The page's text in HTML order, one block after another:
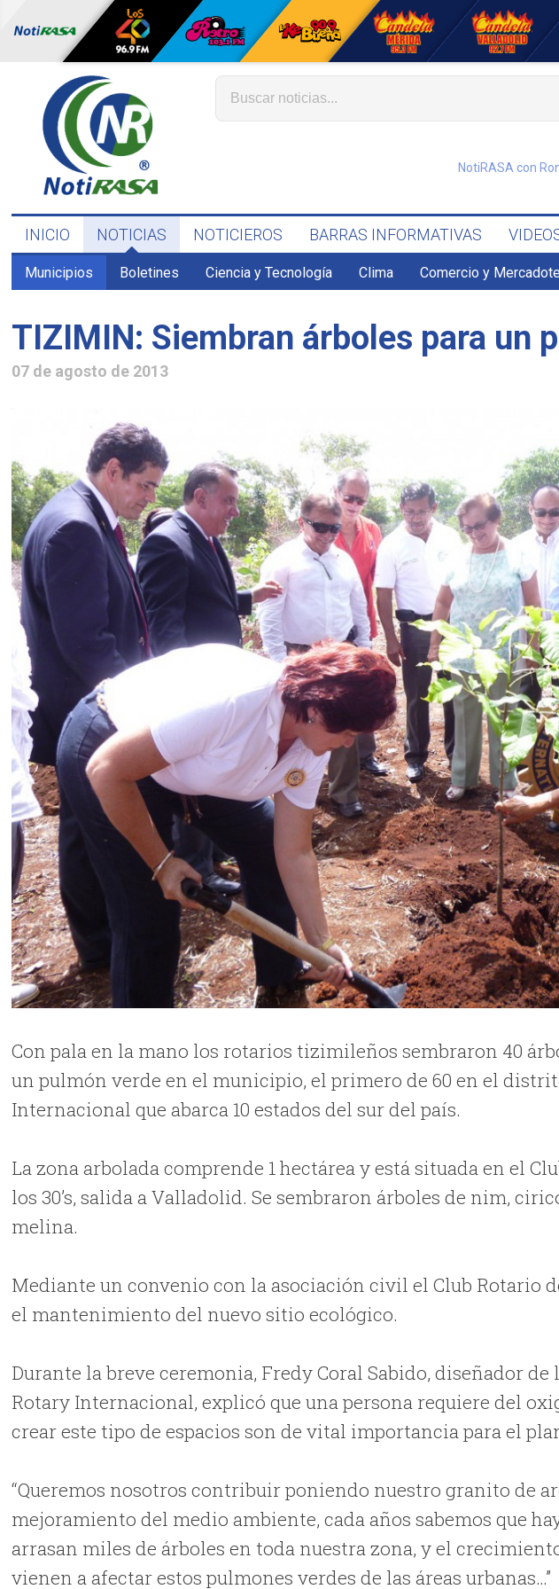
NotiRASA con
INICIO NOTICIAS NOTICIEROS BARRAS INFORMATIVAS
Municipios Boletines Ciencia y Tecnología Clima Comercio y
TIZIMIN: Siembran árboles para un
07 de agosto de 2013
Con pala en la mano los rotarios tizimileños sembraron 40
un pulmón verde en el municipio, el primero de 60 en el
Internacional que abarca 10 estados del sur del país.
La zona arbolada comprende 1 hectárea y está situada en el
los 30’s, salida a Valladolid. Se sembraron árboles de nim,
melina.
Mediante un convenio con la asociación civil el Club Rotario
el mantenimiento del nuevo sitio ecológico.
Durante la breve ceremonia, Fredy Coral Sabido, diseñador de
Rotary Internacional, explicó que una persona requiere del
crear este tipo de espacios son de vital importancia para el
“Queremos nosotros contribuir poniendo nuestro granito de
mejoramiento del medio ambiente, cada años sabemos que
arrasan miles de árboles en toda nuestra zona, y el
vienen a afectar estos pulmones verdes de las áreas urbanas…”